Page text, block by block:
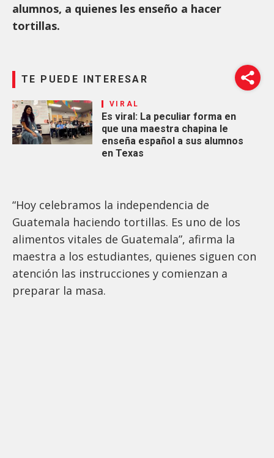
alumnos, a quienes les enseño a hacer
tortillas.
TE PUEDE INTERESAR
VIRAL
Es viral: La peculiar forma en
que una maestra chapina le
enseña español a sus alumnos
en Texas
“Hoy celebramos la independencia de
Guatemala haciendo tortillas. Es uno de los
alimentos vitales de Guatemala”, afirma la
maestra a los estudiantes, quienes siguen con
atención las instrucciones y comienzan a
preparar la masa.